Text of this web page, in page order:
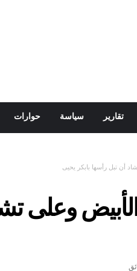
تقارير سياسة حوارات
أن تبل رأسها بابكر يحيى
وعلى